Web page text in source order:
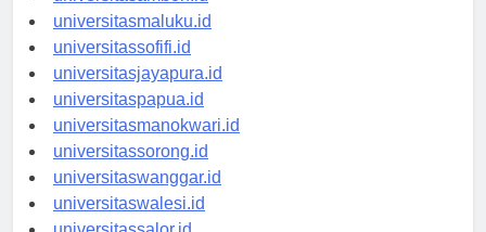
universitasambon.id
universitasmaluku.id
universitassofifi.id
universitasjayapura.id
universitaspapua.id
universitasmanokwari.id
universitassorong.id
universitaswanggar.id
universitaswalesi.id